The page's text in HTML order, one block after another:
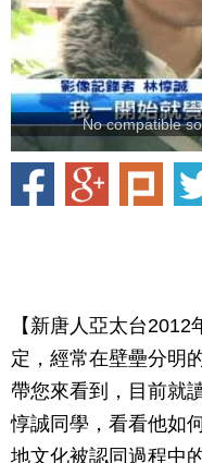
No compatible
【新唐人亞太台
定，經常在壁壘分明
帶您來看到，目前就
惇誠同學，看看他如
地文化被認同過程中